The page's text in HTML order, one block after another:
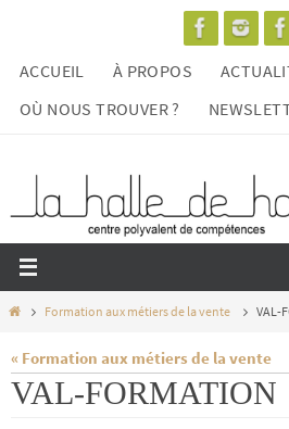
contenu
ACCUEIL À PROPOS
OÙ NOUS TROUVER ?
HomeFormation aux métiers de la vente VAL-
« Formation aux métiers de la vente
VAL-FORMATION